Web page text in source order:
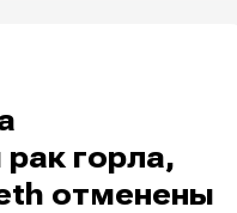
горла,
отменены